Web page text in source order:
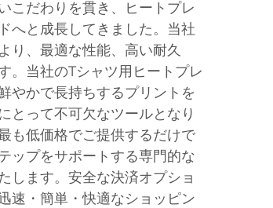
こだわりを貫き、ヒートプレ
へと成長してきました。当社
り、最適な性能、高い耐久
。当社のTシャツ用ヒートプレ
やかで長持ちするプリントを
とって不可欠なツールとなり
も低価格でご提供するだけで
ップをサポートする専門的な
します。安全な決済オプショ
速・簡単・快適なショッピン